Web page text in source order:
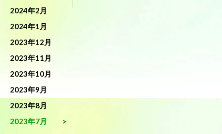
2024年2月
2024年1月
2023年12月
2023年11月
2023年10月
2023年9月
2023年8月
2023年7月